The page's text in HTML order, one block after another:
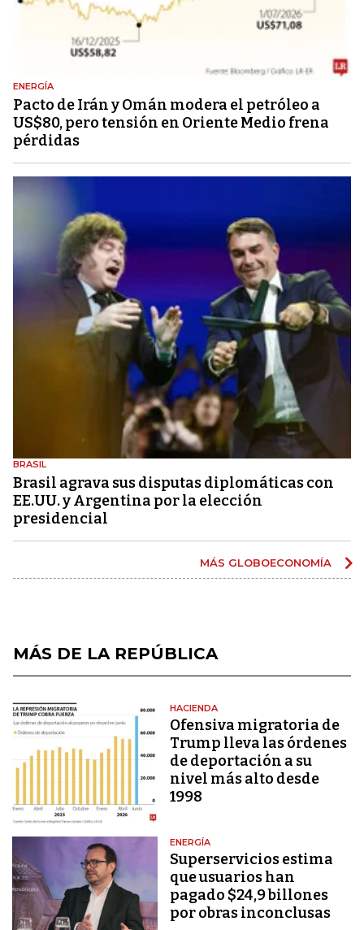
ENERGÍA
Pacto de Irán y Omán modera el petróleo a
US$80, pero tensión en Oriente Medio frena
pérdidas
BRASIL
Brasil agrava sus disputas diplomáticas con
EE.UU. y Argentina por la elección
presidencial
MÁS GLOBOECONOMÍA
MÁS DE LA REPÚBLICA
HACIENDA
Ofensiva migratoria de
Trump lleva las órdenes
de deportación a su
nivel más alto desde
1998
ENERGÍA
Superservicios estima
que usuarios han
pagado $24,9 billones
por obras inconclusas